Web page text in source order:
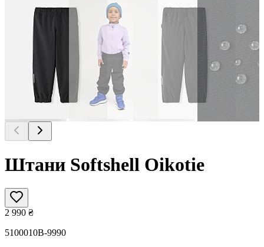
Штани Softshell Oikotie
2 990 ₴
5100010B-9990